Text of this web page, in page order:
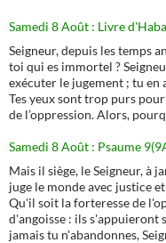
Samedi 8 Août : Livre
Seigneur, depuis les temps
toi qui es immortel ?
exécuter le jugement ; tu
Tes yeux sont trop purs
de l’oppression. Alors,
Samedi 8 Août : Psaume
Mais il siège, le Seigneur, à
juge le monde avec justice
Qu'il soit la forteresse de
d'angoisse : ils s'appuieront
jamais tu n'abandonnes,